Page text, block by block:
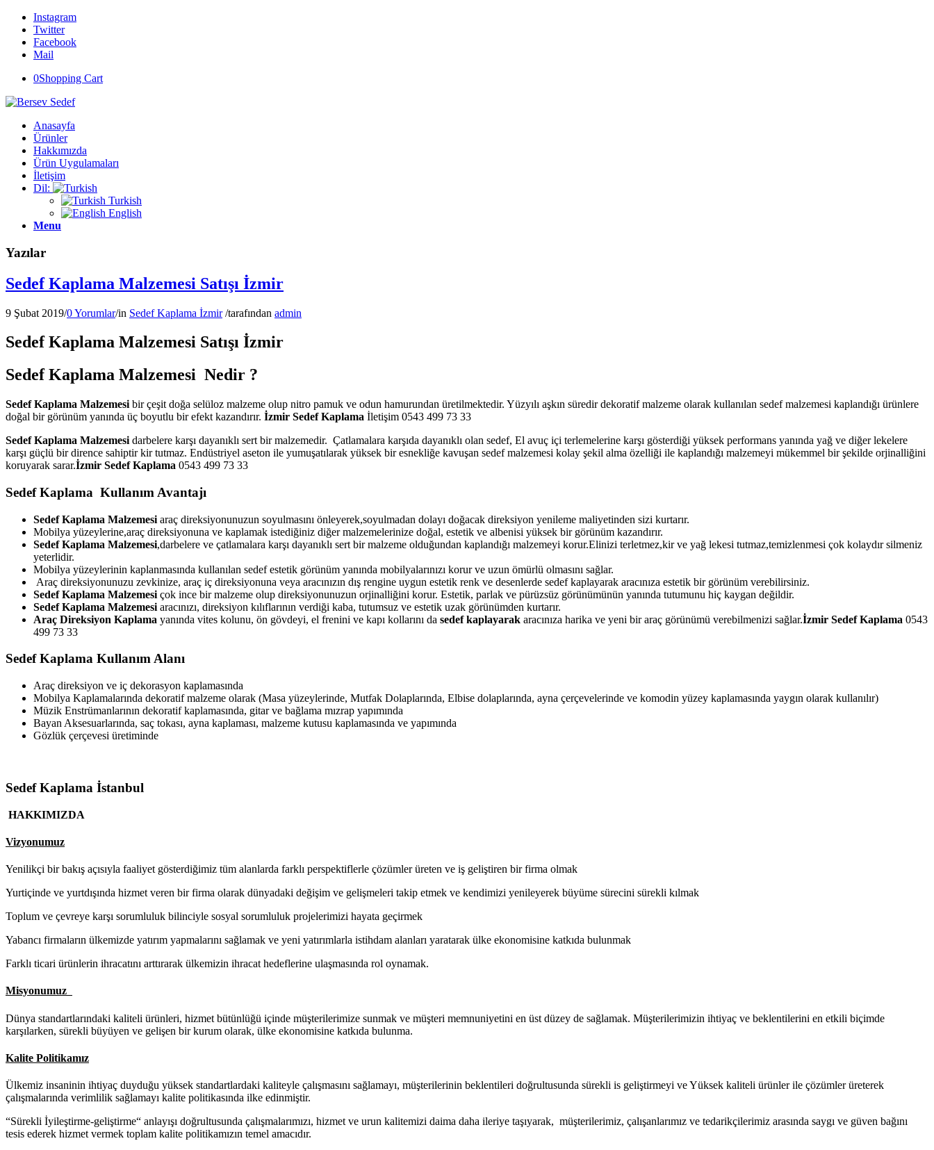
Instagram
Twitter
Facebook
Mail
0Shopping Cart
Anasayfa
Ürünler
Hakkımızda
Ürün Uygulamaları
İletişim
Dil:
Turkish
English
Menu
Yazılar
Sedef Kaplama Malzemesi Satışı İzmir
9 Şubat 2019/0 Yorumlar/in Sedef Kaplama İzmir /tarafından admin
Sedef Kaplama Malzemesi Satışı İzmir
Sedef Kaplama Malzemesi Nedir ?
Sedef Kaplama Malzemesi bir çeşit doğa selüloz malzeme olup nitro pamuk ve odun hamurundan üretilmektedir. Yüzyılı aşkın süredir dekoratif malzeme olarak kullanılan sedef malzemesi kaplandığı ürünlere
doğal bir görünüm yanında üç boyutlu bir efekt kazandırır. İzmir Sedef Kaplama İletişim 0543 499 73 33
Sedef Kaplama Malzemesi darbelere karşı dayanıklı sert bir malzemedir. Çatlamalara karşıda dayanıklı olan sedef, El avuç içi terlemelerine karşı gösterdiği yüksek performans yanında yağ ve diğer lekelere
karşı güçlü bir dirence sahiptir kir tutmaz. Endüstriyel aseton ile yumuşatılarak yüksek bir esnekliğe kavuşan sedef malzemesi kolay şekil alma özelliği ile kaplandığı malzemeyi mükemmel bir şekilde orjinalliğini
koruyarak sarar.İzmir Sedef Kaplama 0543 499 73 33
Sedef Kaplama Kullanım Avantajı
Sedef Kaplama Malzemesi araç direksiyonunuzun soyulmasını önleyerek,soyulmadan dolayı doğacak direksiyon yenileme maliyetinden sizi kurtarır.
Mobilya yüzeylerine,araç direksiyonuna ve kaplamak istediğiniz diğer malzemelerinize doğal, estetik ve albenisi yüksek bir görünüm kazandırır.
Sedef Kaplama Malzemesi,darbelere ve çatlamalara karşı dayanıklı sert bir malzeme olduğundan kaplandığı malzemeyi korur.Elinizi terletmez,kir ve yağ lekesi tutmaz,temizlenmesi çok kolaydır silmeniz
yeterlidir.
Mobilya yüzeylerinin kaplanmasında kullanılan sedef estetik görünüm yanında mobilyalarınızı korur ve uzun ömürlü olmasını sağlar.
Araç direksiyonunuzu zevkinize, araç iç direksiyonuna veya aracınızın dış rengine uygun estetik renk ve desenlerde sedef kaplayarak aracınıza estetik bir görünüm verebilirsiniz.
Sedef Kaplama Malzemesi çok ince bir malzeme olup direksiyonunuzun orjinalliğini korur. Estetik, parlak ve pürüzsüz görünümünün yanında tutumunu hiç kaygan değildir.
Sedef Kaplama Malzemesi aracınızı, direksiyon kılıflarının verdiği kaba, tutumsuz ve estetik uzak görünümden kurtarır.
Araç Direksiyon Kaplama yanında vites kolunu, ön gövdeyi, el frenini ve kapı kollarını da sedef kaplayarak aracınıza harika ve yeni bir araç görünümü verebilmenizi sağlar.İzmir Sedef Kaplama 0543
499 73 33
Sedef Kaplama Kullanım Alanı
Araç direksiyon ve iç dekorasyon kaplamasında
Mobilya Kaplamalarında dekoratif malzeme olarak (Masa yüzeylerinde, Mutfak Dolaplarında, Elbise dolaplarında, ayna çerçevelerinde ve komodin yüzey kaplamasında yaygın olarak kullanılır)
Müzik Enstrümanlarının dekoratif kaplamasında, gitar ve bağlama mızrap yapımında
Bayan Aksesuarlarında, saç tokası, ayna kaplaması, malzeme kutusu kaplamasında ve yapımında
Gözlük çerçevesi üretiminde
Sedef Kaplama İstanbul
HAKKIMIZDA
Vizyonumuz
Yenilikçi bir bakış açısıyla faaliyet gösterdiğimiz tüm alanlarda farklı perspektiflerle çözümler üreten ve iş geliştiren bir firma olmak
Yurtiçinde ve yurtdışında hizmet veren bir firma olarak dünyadaki değişim ve gelişmeleri takip etmek ve kendimizi yenileyerek büyüme sürecini sürekli kılmak
Toplum ve çevreye karşı sorumluluk bilinciyle sosyal sorumluluk projelerimizi hayata geçirmek
Yabancı firmaların ülkemizde yatırım yapmalarını sağlamak ve yeni yatırımlarla istihdam alanları yaratarak ülke ekonomisine katkıda bulunmak
Farklı ticari ürünlerin ihracatını arttırarak ülkemizin ihracat hedeflerine ulaşmasında rol oynamak.
Misyonumuz
Dünya standartlarındaki kaliteli ürünleri, hizmet bütünlüğü içinde müşterilerimize sunmak ve müşteri memnuniyetini en üst düzey de sağlamak. Müşterilerimizin ihtiyaç ve beklentilerini en etkili biçimde
karşılarken, sürekli büyüyen ve gelişen bir kurum olarak, ülke ekonomisine katkıda bulunma.
Kalite Politikamız
Ülkemiz insaninin ihtiyaç duyduğu yüksek standartlardaki kaliteyle çalışmasını sağlamayı, müşterilerinin beklentileri doğrultusunda sürekli is geliştirmeyi ve Yüksek kaliteli ürünler ile çözümler üreterek
çalışmalarında verimlilik sağlamayı kalite politikasında ilke edinmiştir.
“Sürekli İyileştirme-geliştirme“ anlayışı doğrultusunda çalışmalarımızı, hizmet ve urun kalitemizi daima daha ileriye taşıyarak, müşterilerimiz, çalışanlarımız ve tedarikçilerimiz arasında saygı ve güven bağını
tesis ederek hizmet vermek toplam kalite politikamızın temel amacıdır.